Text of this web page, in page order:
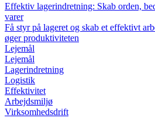
Effektiv lagerindretning: Skab orden,
varer
Få styr på lageret og skab et effektivt
øger produktiviteten
Lejemål
Lejemål
Lagerindretning
Logistik
Effektivitet
Arbejdsmiljø
Virksomhedsdrift